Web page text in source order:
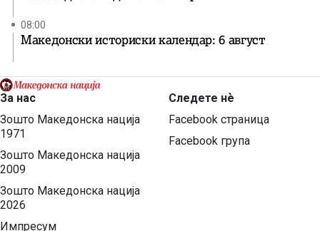
08:00
Македонски историски календар: 6 август
За нас
Зошто Македонска нација
1971
Зошто Македонска нација
2009
Зошто Македонска нација
2026
Импресум
Следете нѐ
Facebook страница
Facebook група